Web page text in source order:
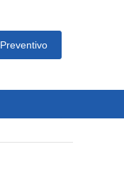
Preventivo